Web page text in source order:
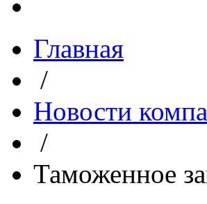
Главная
/
Новости
/
Таможенное